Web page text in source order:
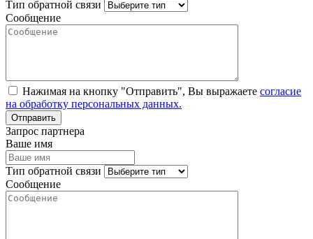
Тип обратной связи
Сообщение
Нажимая на кнопку "Отправить", Вы выражаете согласие
на обработку персональных данных.
Запрос партнера
Ваше имя
Тип обратной связи
Сообщение